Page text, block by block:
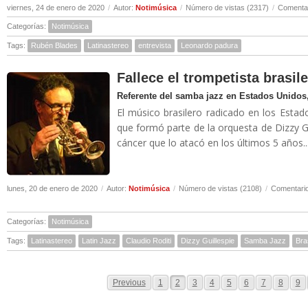
viernes, 24 de enero de 2020 / Autor: Notimúsica / Número de vistas (2317) /
Categorías: Notimúsica
Tags: Rubén Blades Latinastereo entrevista Leonardo padura
Fallece el trompetista
Referente del samba jazz en Estados
El músico brasilero radicado en los
que formó parte de la orquesta de Dizzy
cáncer que lo atacó en los últimos 5
lunes, 20 de enero de 2020 / Autor: Notimúsica / Número de vistas (2108) /
Categorías: Notimúsica
Tags: Latinastereo Latin Jazz Claudio Roditi Dizzy Guillespie Samba Jazz
Previous 1 2 3 4 5 6 7 8 9